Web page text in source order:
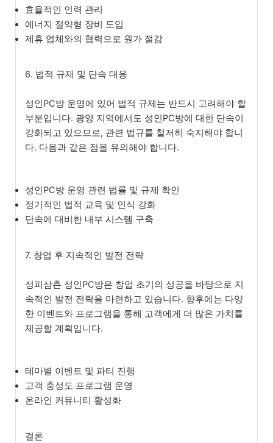
효율적인 인력 관리
에너지 절약형 장비 도입
제휴 업체와의 협력으로 원가 절감
6. 법적 규제 및 단속 대응
성인PC방 운영에 있어 법적 규제는 반드시 고려해야 할
부분입니다. 광양 지역에서도 성인PC방에 대한 단속이
강화되고 있으므로, 관련 법규를 철저히 숙지해야 합니
다. 다음과 같은 점을 유의해야 합니다.
성인PC방 운영 관련 법률 및 규제 확인
정기적인 법적 교육 및 인식 강화
단속에 대비한 내부 시스템 구축
7. 창업 후 지속적인 발전 전략
성피삼촌 성인PC방은 창업 초기의 성공을 바탕으로 지
속적인 발전 전략을 마련하고 있습니다. 향후에는 다양
한 이벤트와 프로그램을 통해 고객에게 더 많은 가치를
제공할 계획입니다.
테마별 이벤트 및 파티 진행
고객 충성도 프로그램 운영
온라인 커뮤니티 활성화
결론